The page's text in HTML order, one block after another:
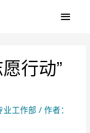
行动”
业工作部 / 作者：